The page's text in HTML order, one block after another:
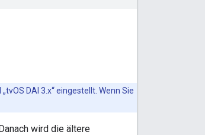
DAI 3.x“ eingestellt. Wenn Sie
wird die ältere